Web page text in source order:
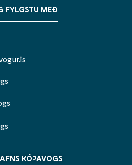
FYLGSTU MEÐ
KÓPAVOGS